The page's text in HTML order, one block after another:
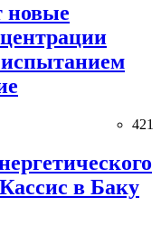
новые
421
в Баку